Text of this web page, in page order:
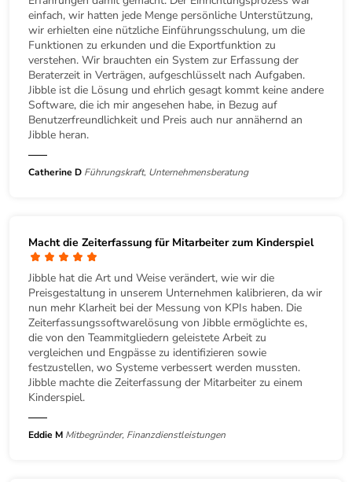
einfach, wir hatten jede Menge persönliche Unterstützung,
wir erhielten eine nützliche Einführungsschulung, um die
Funktionen zu erkunden und die Exportfunktion zu
verstehen. Wir brauchten ein System zur Erfassung der
Beraterzeit in Verträgen, aufgeschlüsselt nach Aufgaben.
Jibble ist die Lösung und ehrlich gesagt kommt keine andere
Software, die ich mir angesehen habe, in Bezug auf
Benutzerfreundlichkeit und Preis auch nur annähernd an
Jibble heran.
Catherine D Führungskraft, Unternehmensberatung
Macht die Zeiterfassung für Mitarbeiter zum Kinderspiel
Jibble hat die Art und Weise verändert, wie wir die
Preisgestaltung in unserem Unternehmen kalibrieren, da wir
nun mehr Klarheit bei der Messung von KPIs haben. Die
Zeiterfassungssoftwarelösung von Jibble ermöglichte es,
die von den Teammitgliedern geleistete Arbeit zu
vergleichen und Engpässe zu identifizieren sowie
festzustellen, wo Systeme verbessert werden mussten.
Jibble machte die Zeiterfassung der Mitarbeiter zu einem
Kinderspiel.
Eddie M Mitbegründer, Finanzdienstleistungen